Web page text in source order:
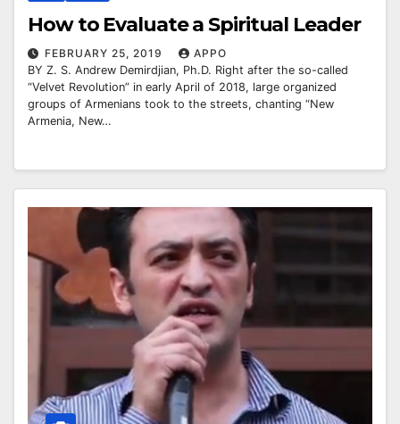
How to Evaluate a Spiritual Leader
FEBRUARY 25, 2019
APPO
BY Z. S. Andrew Demirdjian, Ph.D. Right after the so-called
“Velvet Revolution” in early April of 2018, large organized
groups of Armenians took to the streets, chanting “New
Armenia, New…